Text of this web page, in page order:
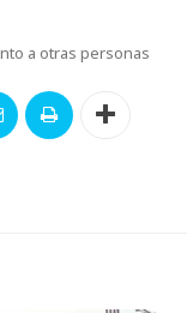
a otras personas